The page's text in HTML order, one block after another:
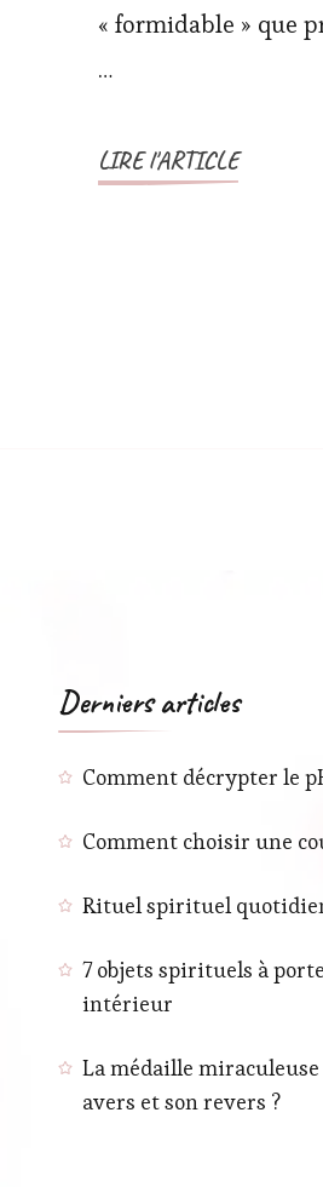
« formidable » que
…
LIRE l'ARTICLE
Derniers articles
Comment décrypter le
Comment choisir une
Rituel spirituel
7 objets spirituels à
intérieur
La médaille
avers et son revers ?